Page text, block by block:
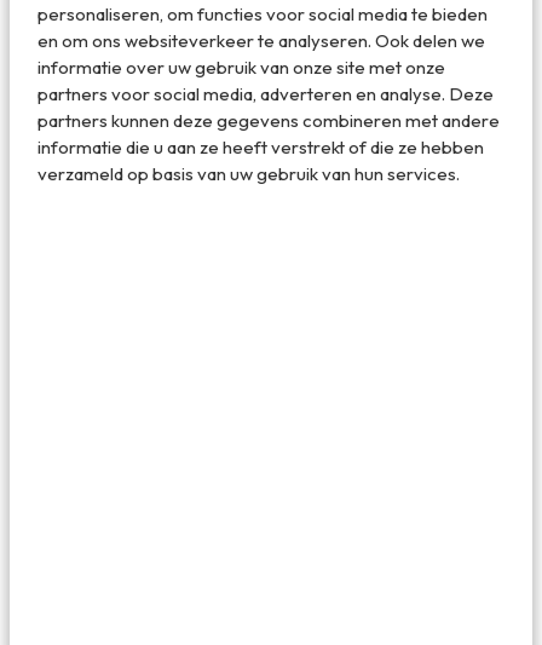
personaliseren, om functies voor social media te bieden
en om ons websiteverkeer te analyseren. Ook delen we
informatie over uw gebruik van onze site met onze
partners voor social media, adverteren en analyse. Deze
partners kunnen deze gegevens combineren met andere
informatie die u aan ze heeft verstrekt of die ze hebben
verzameld op basis van uw gebruik van hun services.